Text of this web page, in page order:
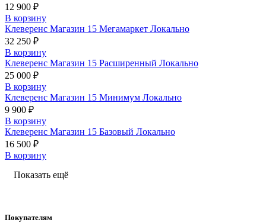
12 900 ₽
В корзину
Клеверенс Магазин 15 Мегамаркет Локально
32 250 ₽
В корзину
Клеверенс Магазин 15 Расширенный Локально
25 000 ₽
В корзину
Клеверенс Магазин 15 Минимум Локально
9 900 ₽
В корзину
Клеверенс Магазин 15 Базовый Локально
16 500 ₽
В корзину
Показать ещё
Покупателям